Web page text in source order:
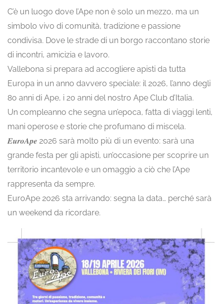
C’è un luogo dove l’Ape non è solo un mezzo, ma un
simbolo vivo di comunità, tradizione e passione
condivisa. Dove le strade di un borgo raccontano storie
di incontri, amicizia e lavoro.
Vallebona si prepara ad accogliere apisti da tutta
Europa in un anno davvero speciale: il 2026, l’anno degli
80 anni di Ape, i 20 anni del nostro Ape Club d’Italia.
Un compleanno che segna un’epoca, fatta di viaggi lenti,
mani operose e storie che profumano di miscela.
𝑬𝒖𝒓𝒐𝑨𝒑𝒆 2026 sarà molto più di un evento: sarà una
grande festa per gli apisti, un’occasione per scoprire un
territorio incantevole e un omaggio a ciò che l’Ape
rappresenta da sempre.
EuroApe 2026 sta arrivando: segna la data… perché sarà
un weekend da ricordare.